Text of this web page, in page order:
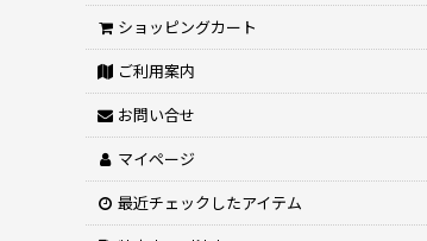
ショッピングカート
ご利用案内
お問い合せ
マイページ
最近チェックしたアイテム